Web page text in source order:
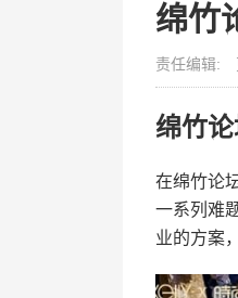
绵竹
责任编辑:
绵竹
在绵竹论
一系列难
业的方案